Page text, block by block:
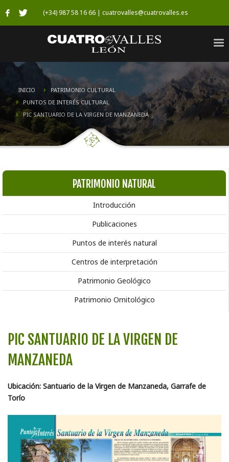
(+34) 987 58 16 66 | cuatrovalles@cuatrovalles.es
INICIO
PATRIMONIO CULTURAL
PUNTOS DE INTERÉS CULTURAL
PIC SANTUARIO DE LA VIRGEN DE MANZANEDA
PATRIMONIO NATURAL
Introducción
Publicaciones
Puntos de interés natural
Centros de interpretación
Patrimonio Geológico
Patrimonio Ornitológico
PIC SANTUARIO DE LA VIRGEN DE
MANZANEDA
Ubicación: Santuario de la Virgen de Manzaneda, Garrafe de
Torío